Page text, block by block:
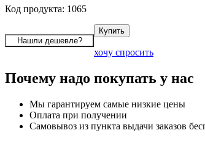
Код продукта: 1065
хочу спросить
Почему надо покупать у нас
Мы гарантируем самые низкие цены
Оплата при получении
Самовывоз из пункта выдачи заказов